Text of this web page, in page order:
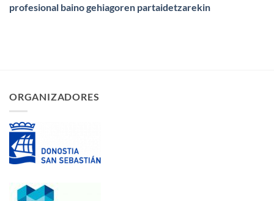
profesional baino gehiagoren partaidetzarekin
ORGANIZADORES